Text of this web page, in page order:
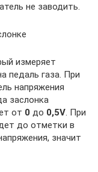
не заводить.
измеряет
педаль газа. При
напряжения
заслонка
от 0 до 0,5V. При
до отметки в
значит